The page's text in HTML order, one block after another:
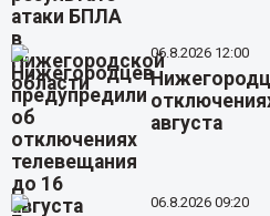
06.8.2026 12:00
августа
06.8.2026 09:20